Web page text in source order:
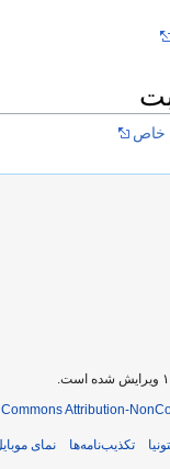
خاص
Attribution-
تکذیب‌نامه‌ها نمای